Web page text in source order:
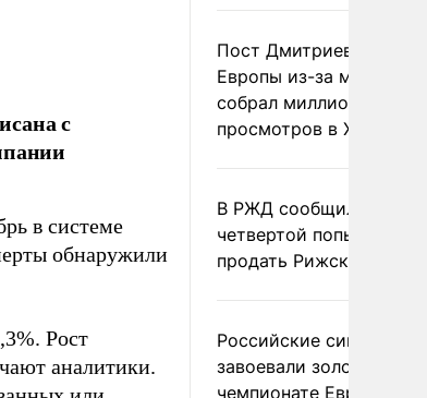
с
в системе
обнаружили
Рост
аналитики.
Пост Дмитриева о
Европы из-за
собрал миллион
просмотров в X
В РЖД сообщили о
четвертой попытке
продать Рижский
Российские
завоевали золото на
чемпионате Европы